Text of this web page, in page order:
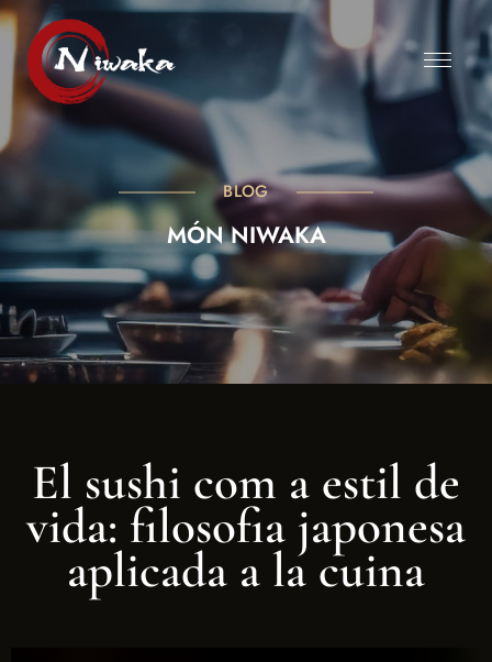
BLOG
MÓN NIWAKA
El sushi com a estil de
vida: filosofia japonesa
aplicada a la cuina